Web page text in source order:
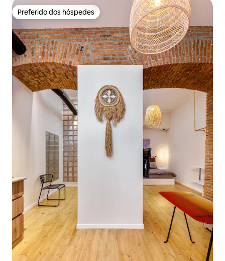
Preferido dos hóspedes
Preferido dos hóspedes